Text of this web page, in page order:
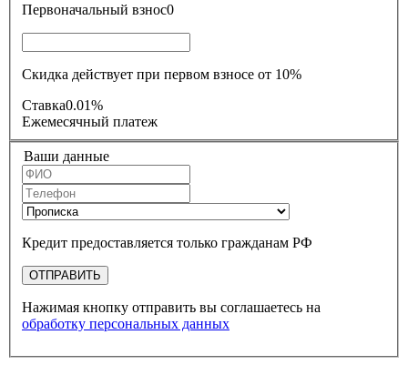
Первоначальный взнос0
Скидка действует при первом взносе от 10%
Ставка0.01%
Ежемесячный платеж
Ваши данные
Кредит предоставляется только гражданам РФ
ОТПРАВИТЬ
Нажимая кнопку отправить вы соглашаетесь на
обработку персональных данных